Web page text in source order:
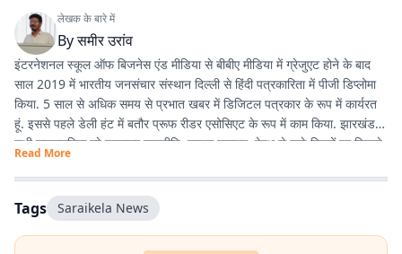
लेखक के बारे में
Byसमीर उरांव
इंटरनेशनल स्कूल ऑफ बिजनेस एंड मीडिया से बीबीए मीडिया में ग्रेजुएट होने के बाद
साल 2019 में भारतीय जनसंचार संस्थान दिल्ली से हिंदी पत्रकारिता में पीजी डिप्लोमा
किया. 5 साल से अधिक समय से प्रभात खबर में डिजिटल पत्रकार के रूप में कार्यरत
हूं. इससे पहले डेली हंट में बतौर प्रूफ रीडर एसोसिएट के रूप में काम किया. झारखंड के
सभी समसामयिक मुद्दे खासकर राजनीति, लाइफ स्टाइल, हेल्थ से जुड़े विषयों पर लिखने
और पढ़ने में गहरी रुचि है. तीन साल से अधिक समय से झारखंड डेस्क पर काम कर रहा
हूं. फिर लंबे समय तक लाइफ स्टाइल के क्षेत्र में भी काम किया हूं. इसके अलावा स्पोर्ट्स
में भी गहरी रुचि है.
Read More
Tags Saraikela News